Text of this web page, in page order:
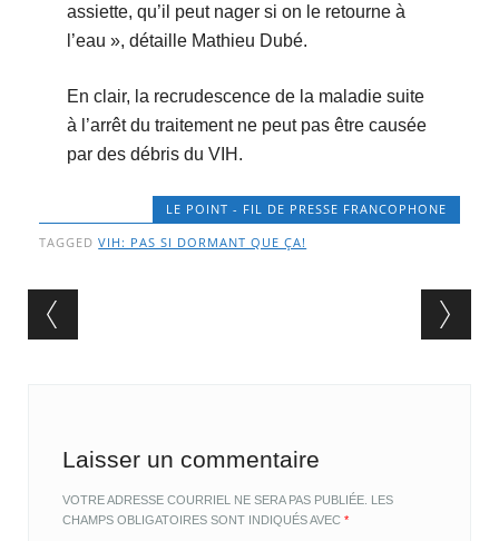
assiette, qu’il peut nager si on le retourne à
l’eau », détaille Mathieu Dubé.
En clair, la recrudescence de la maladie suite
à l’arrêt du traitement ne peut pas être causée
par des débris du VIH.
LE POINT - FIL DE PRESSE FRANCOPHONE
TAGGEDVIH: PAS SI DORMANT QUE ÇA!
Post navigation
Laisser un commentaire
VOTRE ADRESSE COURRIEL NE SERA PAS PUBLIÉE. LES
CHAMPS OBLIGATOIRES SONT INDIQUÉS AVEC*